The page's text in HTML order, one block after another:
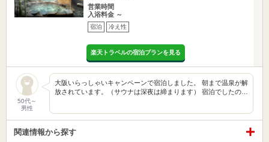
営業時間
入浴料金 ～
宿泊 冷え性
楽天トラベルの宿泊プランを見る
50代～
男性
大阪いらっしゃいキャンペーンで宿泊しました。 朝まで温泉が解
放されています。（サウナは深夜は締まります） 宿泊でしたの…
関連情報から探す